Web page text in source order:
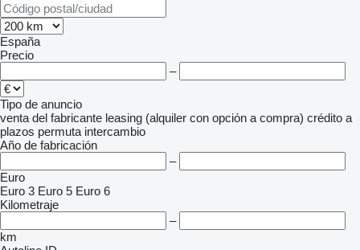
España
Precio
–
Tipo de anuncio
venta del fabricante leasing (alquiler con opción a compra) crédito a
plazos permuta intercambio
Año de fabricación
–
Euro
Euro 3 Euro 5 Euro 6
Kilometraje
–
km